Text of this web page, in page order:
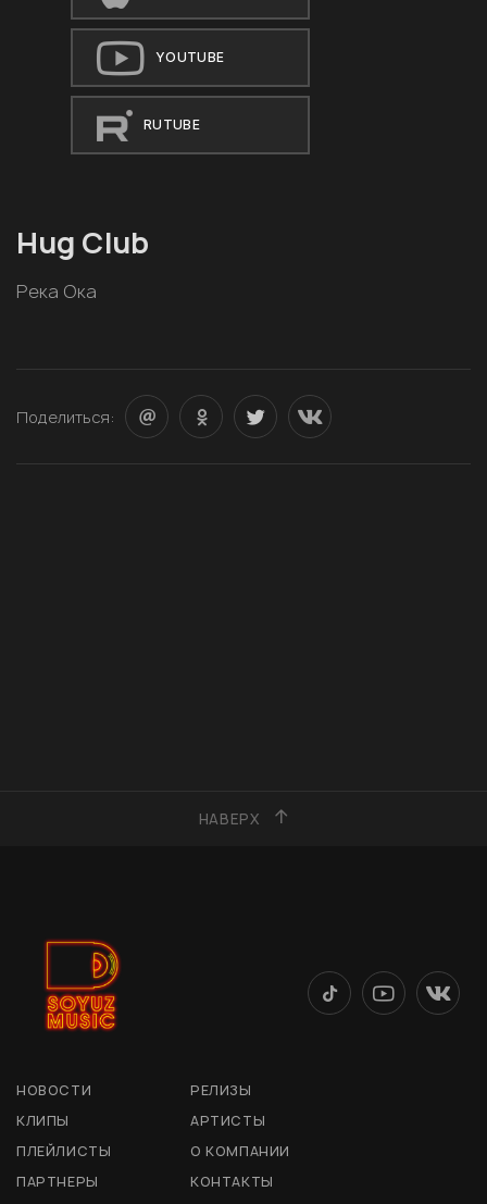
YOUTUBE
RUTUBE
Hug Club
Река Ока
Поделиться:
НАВЕРХ
НОВОСТИ
РЕЛИЗЫ
КЛИПЫ
АРТИСТЫ
ПЛЕЙЛИСТЫ
О КОМПАНИИ
ПАРТНЕРЫ
КОНТАКТЫ